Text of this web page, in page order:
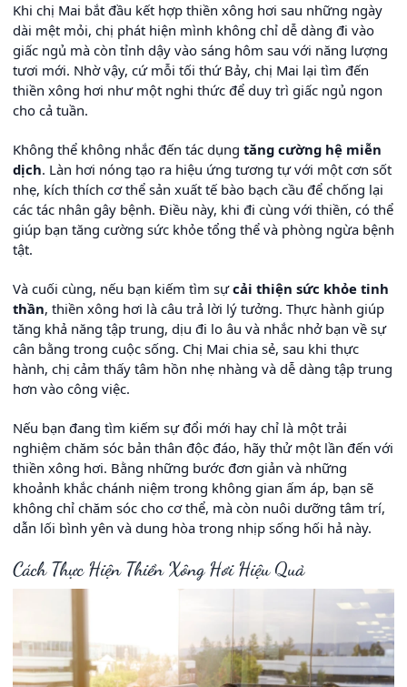
Khi chị Mai bắt đầu kết hợp thiền xông hơi sau những ngày
dài mệt mỏi, chị phát hiện mình không chỉ dễ dàng đi vào
giấc ngủ mà còn tỉnh dậy vào sáng hôm sau với năng lượng
tươi mới. Nhờ vậy, cứ mỗi tối thứ Bảy, chị Mai lại tìm đến
thiền xông hơi như một nghi thức để duy trì giấc ngủ ngon
cho cả tuần.
Không thể không nhắc đến tác dụng tăng cường hệ miễn
dịch. Làn hơi nóng tạo ra hiệu ứng tương tự với một cơn sốt
nhẹ, kích thích cơ thể sản xuất tế bào bạch cầu để chống lại
các tác nhân gây bệnh. Điều này, khi đi cùng với thiền, có thể
giúp bạn tăng cường sức khỏe tổng thể và phòng ngừa bệnh
tật.
Và cuối cùng, nếu bạn kiếm tìm sựcải thiện sức khỏe tinh
thần, thiền xông hơi là câu trả lời lý tưởng. Thực hành giúp
tăng khả năng tập trung, dịu đi lo âu và nhắc nhở bạn về sự
cân bằng trong cuộc sống. Chị Mai chia sẻ, sau khi thực
hành, chị cảm thấy tâm hồn nhẹ nhàng và dễ dàng tập trung
hơn vào công việc.
Nếu bạn đang tìm kiếm sự đổi mới hay chỉ là một trải
nghiệm chăm sóc bản thân độc đáo, hãy thử một lần đến với
thiền xông hơi. Bằng những bước đơn giản và những
khoảnh khắc chánh niệm trong không gian ấm áp, bạn sẽ
không chỉ chăm sóc cho cơ thể, mà còn nuôi dưỡng tâm trí,
dẫn lối bình yên và dung hòa trong nhịp sống hối hả này.
Cách Thực Hiện Thiền Xông Hơi Hiệu Quả